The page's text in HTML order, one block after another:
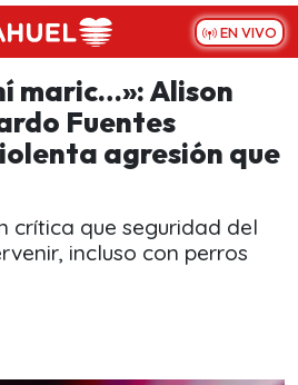
EN VIVO
maric…»: Alison
Fuentes
agresión que
crítica que seguridad del
incluso con perros